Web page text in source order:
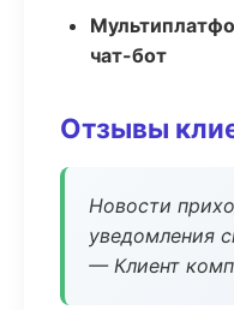
чат-бот
Отзывы
Новости
уведомления
— Клиент